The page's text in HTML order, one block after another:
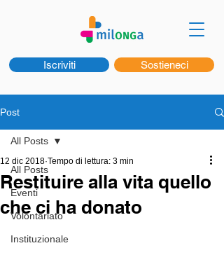
Iscriviti Sostieneci
Post
All Posts
Eventi
Volontariato
Instituzionale
All Posts
Restituire alla vita quello
che ci ha donato
12 dic 2018 Tempo di lettura: 3 min